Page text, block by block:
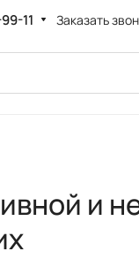
11 Заказать
и